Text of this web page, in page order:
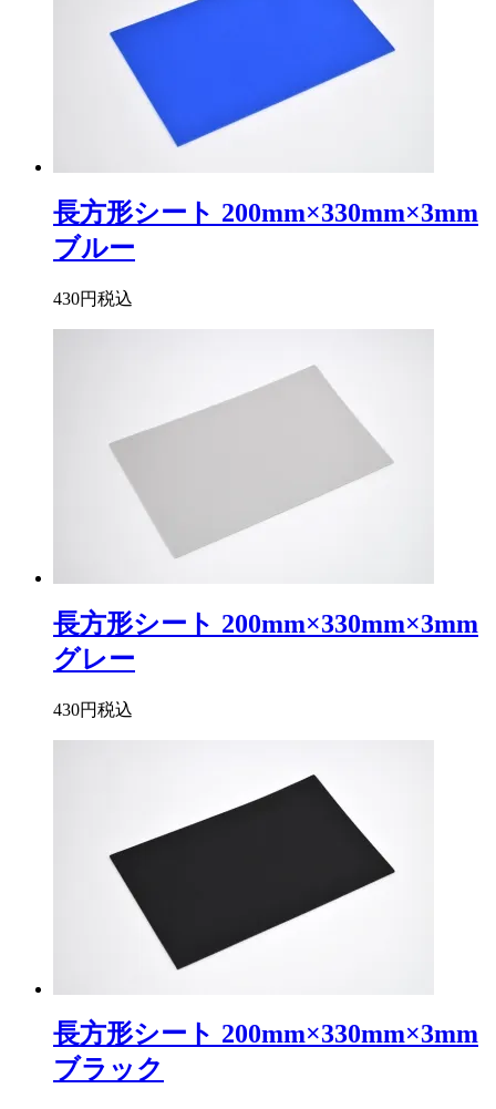
長方形シート 200mm×330mm×3mm
ブルー
430円税込
長方形シート 200mm×330mm×3mm
グレー
430円税込
長方形シート 200mm×330mm×3mm
ブラック